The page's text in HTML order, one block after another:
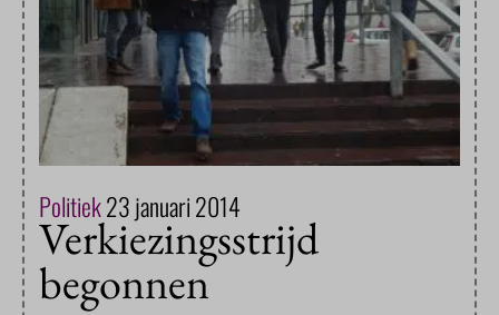
Politiek23 januari 2014
Verkiezingsstrijd
begonnen